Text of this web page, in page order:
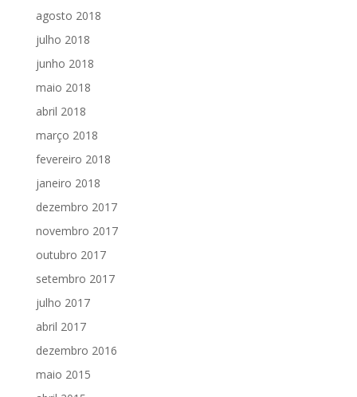
agosto 2018
julho 2018
junho 2018
maio 2018
abril 2018
março 2018
fevereiro 2018
janeiro 2018
dezembro 2017
novembro 2017
outubro 2017
setembro 2017
julho 2017
abril 2017
dezembro 2016
maio 2015